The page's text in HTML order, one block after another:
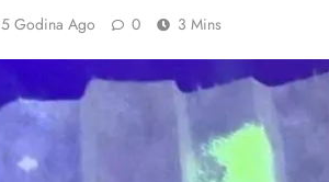
5 Godina Ago 0 3 Mins